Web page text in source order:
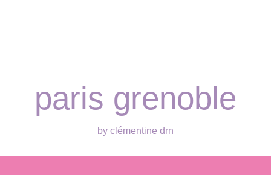
paris grenoble
by clémentine drn